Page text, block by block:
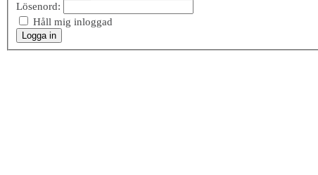
Lösenord:
Håll mig inloggad
Logga in